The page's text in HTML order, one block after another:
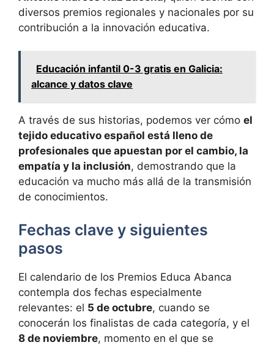
diversos premios regionales y nacionales por su
contribución a la innovación educativa.
Educación infantil 0-3 gratis en Galicia:
alcance y datos clave
A través de sus historias, podemos ver cómo el
tejido educativo español está lleno de
profesionales que apuestan por el cambio, la
empatía y la inclusión, demostrando que la
educación va mucho más allá de la transmisión
de conocimientos.
Fechas clave y siguientes
pasos
El calendario de los Premios Educa Abanca
contempla dos fechas especialmente
relevantes: el 5 de octubre, cuando se
conocerán los finalistas de cada categoría, y el
8 de noviembre, momento en el que se